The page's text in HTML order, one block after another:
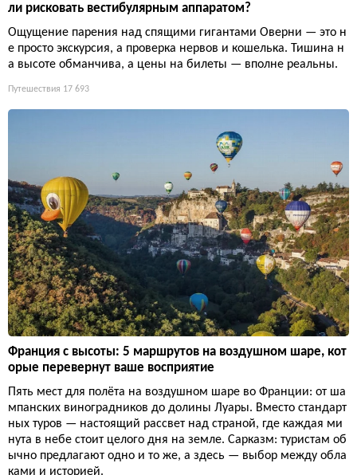
ли рисковать вестибулярным аппаратом?
Ощущение парения над спящими гигантами Оверни — это н
е просто экскурсия, а проверка нервов и кошелька. Тишина н
а высоте обманчива, а цены на билеты — вполне реальны.
Путешествия 17 693
Франция с высоты: 5 маршрутов на воздушном шаре, кот
орые перевернут ваше восприятие
Пять мест для полёта на воздушном шаре во Франции: от ша
мпанских виноградников до долины Луары. Вместо стандарт
ных туров — настоящий рассвет над страной, где каждая ми
нута в небе стоит целого дня на земле. Сарказм: туристам об
ычно предлагают одно и то же, а здесь — выбор между обла
ками и историей.